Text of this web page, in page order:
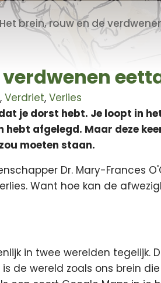
Het brein, rouw en de
, Verdriet, Verlies
je dorst hebt. Je loopt in
hebt afgelegd. Maar deze
moeten staan.
Dr. Mary-Frances
Want hoe kan de
in twee werelden tegelijk.
de wereld zoals ons brein